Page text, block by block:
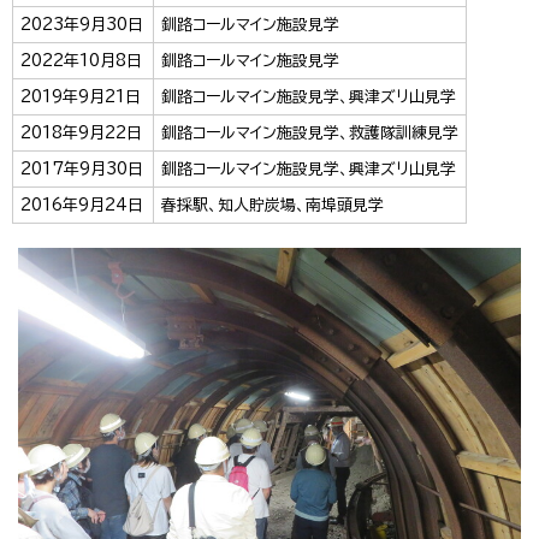
2023年9月30日 釧路コールマイン施設見学
2022年10月8日 釧路コールマイン施設見学
2019年9月21日 釧路コールマイン施設見学、興津ズリ山見学
2018年9月22日 釧路コールマイン施設見学、救護隊訓練見学
2017年9月30日 釧路コールマイン施設見学、興津ズリ山見学
2016年9月24日 春採駅、知人貯炭場、南埠頭見学